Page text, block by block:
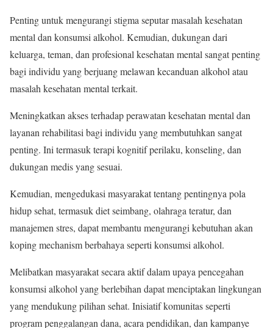
Penting untuk mengurangi stigma seputar masalah kesehatan
mental dan konsumsi alkohol. Kemudian, dukungan dari
keluarga, teman, dan profesional kesehatan mental sangat penting
bagi individu yang berjuang melawan kecanduan alkohol atau
masalah kesehatan mental terkait.
Meningkatkan akses terhadap perawatan kesehatan mental dan
layanan rehabilitasi bagi individu yang membutuhkan sangat
penting. Ini termasuk terapi kognitif perilaku, konseling, dan
dukungan medis yang sesuai.
Kemudian, mengedukasi masyarakat tentang pentingnya pola
hidup sehat, termasuk diet seimbang, olahraga teratur, dan
manajemen stres, dapat membantu mengurangi kebutuhan akan
koping mechanism berbahaya seperti konsumsi alkohol.
Melibatkan masyarakat secara aktif dalam upaya pencegahan
konsumsi alkohol yang berlebihan dapat menciptakan lingkungan
yang mendukung pilihan sehat. Inisiatif komunitas seperti
program penggalangan dana, acara pendidikan, dan kampanye